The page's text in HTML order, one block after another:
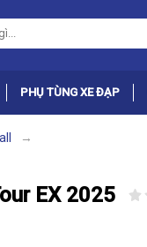
PHỤ TÙNG XE ĐẠP
EX 2025